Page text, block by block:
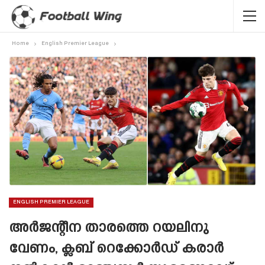
Home English Premier League
ENGLISH PREMIER LEAGUE
അർജന്റീന താരത്തെ റയലിനു
വേണം, ക്ലബ് റെക്കോർഡ് കരാർ